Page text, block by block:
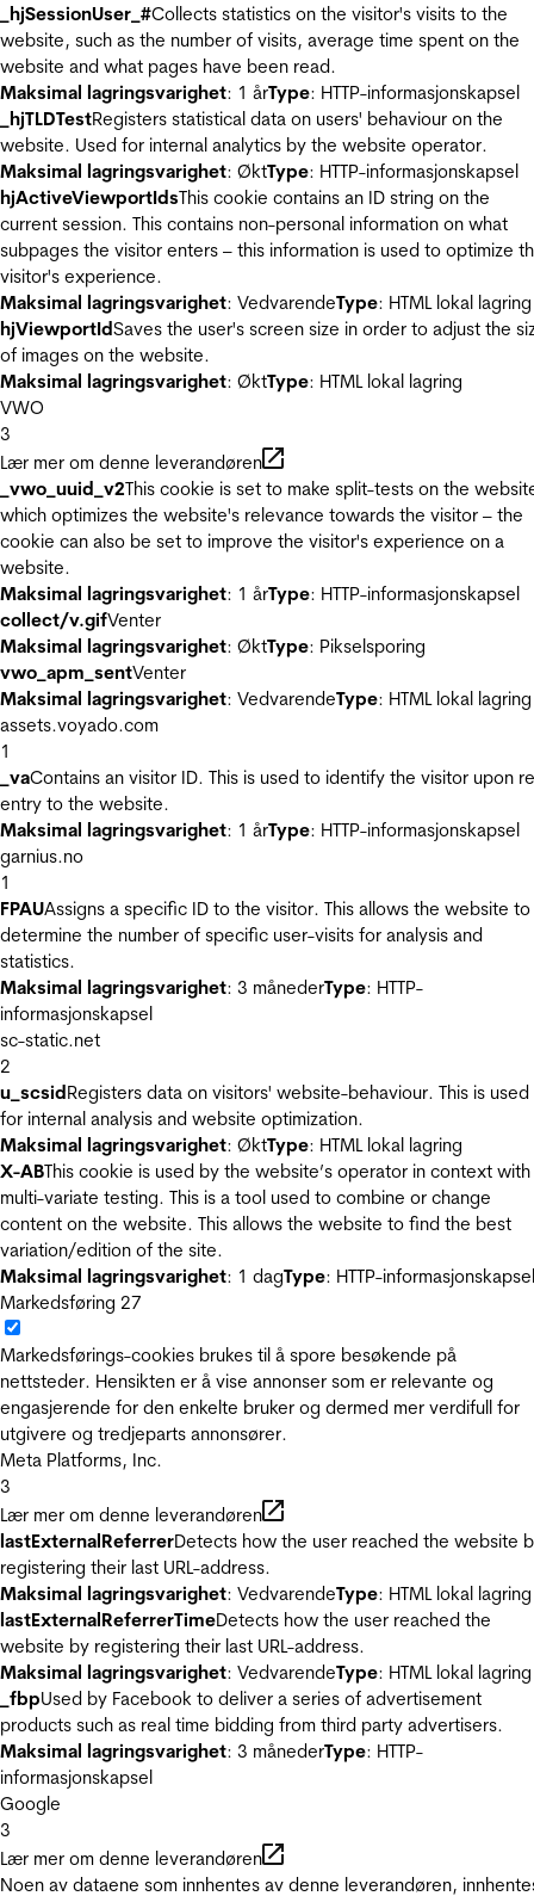
_hjSessionUser_#Collects statistics on the visitor's visits to the
website, such as the number of visits, average time spent on the
website and what pages have been read.
Maksimal lagringsvarighet: 1 årType: HTTP-informasjonskapsel
_hjTLDTestRegisters statistical data on users' behaviour on the
website. Used for internal analytics by the website operator.
Maksimal lagringsvarighet: ØktType: HTTP-informasjonskapsel
hjActiveViewportIdsThis cookie contains an ID string on the
current session. This contains non-personal information on what
subpages the visitor enters – this information is used to optimize
visitor's experience.
Maksimal lagringsvarighet: VedvarendeType: HTML lokal lagring
hjViewportIdSaves the user's screen size in order to adjust the
of images on the website.
Maksimal lagringsvarighet: ØktType: HTML lokal lagring
VWO
3
Lær mer om denne leverandøren
_vwo_uuid_v2This cookie is set to make split-tests on the
which optimizes the website's relevance towards the visitor – the
cookie can also be set to improve the visitor's experience on a
website.
Maksimal lagringsvarighet: 1 årType: HTTP-informasjonskapsel
collect/v.gifVenter
Maksimal lagringsvarighet: ØktType: Pikselsporing
vwo_apm_sentVenter
Maksimal lagringsvarighet: VedvarendeType: HTML lokal lagring
assets.voyado.com
1
_vaContains an visitor ID. This is used to identify the visitor upon
entry to the website.
Maksimal lagringsvarighet: 1 årType: HTTP-informasjonskapsel
garnius.no
1
FPAUAssigns a specific ID to the visitor. This allows the website to
determine the number of specific user-visits for analysis and
statistics.
Maksimal lagringsvarighet: 3 månederType: HTTP-
informasjonskapsel
sc-static.net
2
u_scsidRegisters data on visitors' website-behaviour. This is used
for internal analysis and website optimization.
Maksimal lagringsvarighet: ØktType: HTML lokal lagring
X-ABThis cookie is used by the website’s operator in context with
multi-variate testing. This is a tool used to combine or change
content on the website. This allows the website to find the best
variation/edition of the site.
Maksimal lagringsvarighet: 1 dagType: HTTP-informasjonskapsel
Markedsføring 27
Markedsførings-cookies brukes til å spore besøkende på
nettsteder. Hensikten er å vise annonser som er relevante og
engasjerende for den enkelte bruker og dermed mer verdifull for
utgivere og tredjeparts annonsører.
Meta Platforms, Inc.
3
Lær mer om denne leverandøren
lastExternalReferrerDetects how the user reached the website
registering their last URL-address.
Maksimal lagringsvarighet: VedvarendeType: HTML lokal lagring
lastExternalReferrerTimeDetects how the user reached the
website by registering their last URL-address.
Maksimal lagringsvarighet: VedvarendeType: HTML lokal lagring
_fbpUsed by Facebook to deliver a series of advertisement
products such as real time bidding from third party advertisers.
Maksimal lagringsvarighet: 3 månederType: HTTP-
informasjonskapsel
Google
3
Lær mer om denne leverandøren
Noen av dataene som innhentes av denne leverandøren,